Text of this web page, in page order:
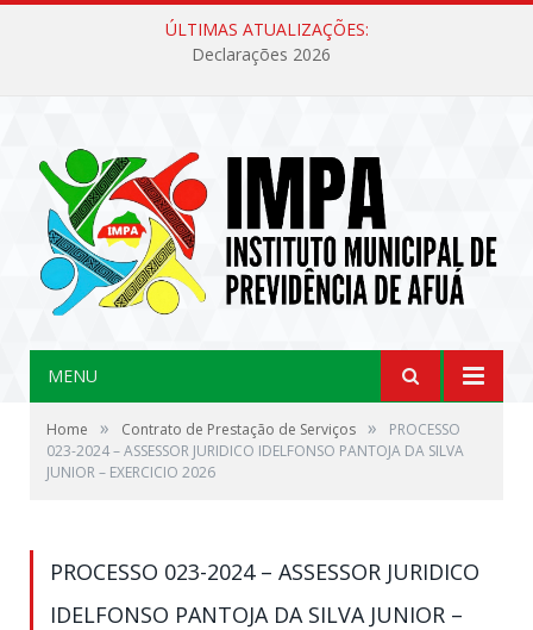
ÚLTIMAS ATUALIZAÇÕES:
Declarações 2026
MENU
Home » Contrato de Prestação de Serviços »
PROCESSO
023-2024 – ASSESSOR JURIDICO IDELFONSO PANTOJA DA SILVA
JUNIOR – EXERCICIO 2026
PROCESSO 023-2024 – ASSESSOR JURIDICO
IDELFONSO PANTOJA DA SILVA JUNIOR –